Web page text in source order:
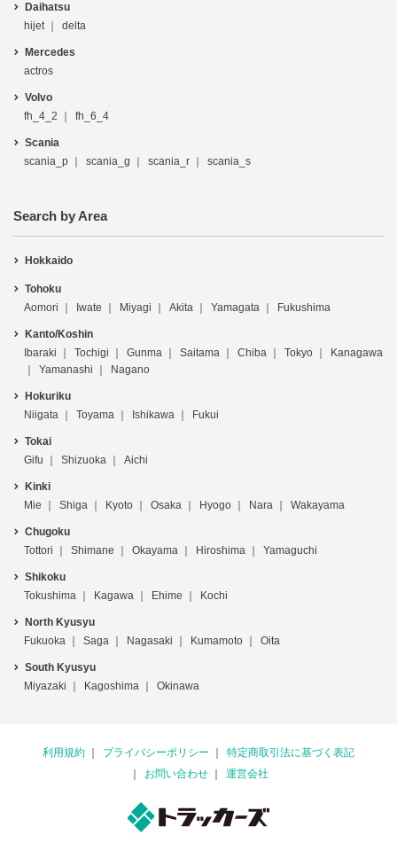
Daihatsu
hijet
delta
Mercedes
actros
Volvo
fh_4_2
fh_6_4
Scania
scania_p
scania_g scania_r scania_s
Search by Area
Hokkaido
Tohoku
Aomori
Iwate Miyagi Akita Yamagata Fukushima
Kanto/Koshin
Ibaraki
Tochigi Gunma Saitama Chiba Tokyo
Kanagawa
Yamanashi
Nagano
Hokuriku
Niigata
Toyama Ishikawa Fukui
Tokai
Gifu
Shizuoka Aichi
Kinki
Mie
Shiga Kyoto Osaka Hyogo Nara Wakayama
Chugoku
Tottori
Shimane Okayama Hiroshima Yamaguchi
Shikoku
Tokushima
Kagawa Ehime Kochi
North Kyusyu
Fukuoka
Saga Nagasaki Kumamoto Oita
South Kyusyu
Miyazaki
Kagoshima Okinawa
利用規約 プライバシーポリシー
特定商取引法に基づく表記
お問い合わせ
運営会社